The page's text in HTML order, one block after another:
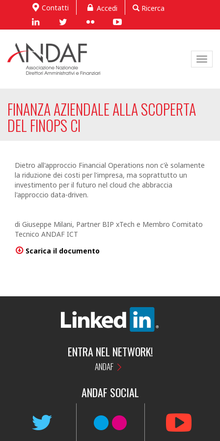
Contatti Accedi Ricerca
FINANZA AZIENDALE ALLA SCOPERTA
DEL FINOPS CI
Dietro all'approccio Financial Operations non c'è solamente
la riduzione dei costi per l'impresa, ma soprattutto un
investimento per il futuro nel cloud che abbraccia
l'approccio data-driven.
di Giuseppe Milani, Partner BIP xTech e Membro Comitato
Tecnico ANDAF ICT
Scarica il documento
ENTRA NEL NETWORK!
ANDAF
ANDAF SOCIAL